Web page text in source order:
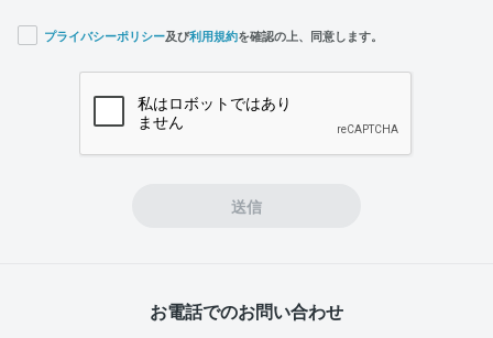
プライバシーポリシー及び利用規約を確認の上、同意します。
送信
お電話でのお問い合わせ